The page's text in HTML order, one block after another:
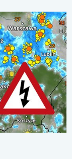
i burze. . .